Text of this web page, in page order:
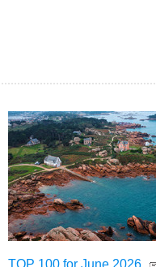
TOP 100 for June 2026